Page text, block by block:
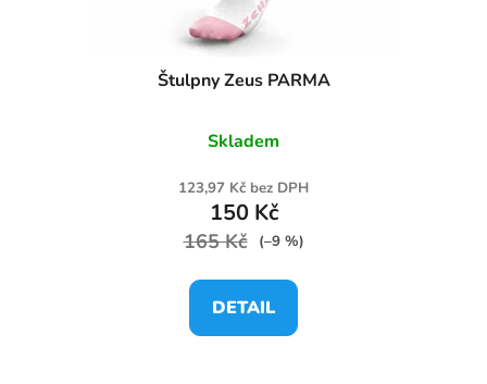
Štulpny Zeus PARMA
Skladem
123,97 Kč bez DPH
150 Kč
165 Kč (–9 %)
DETAIL